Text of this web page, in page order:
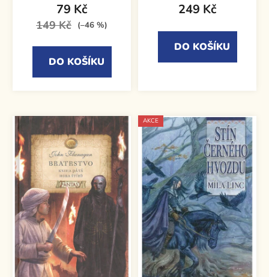
79 Kč
149 Kč (–46 %)
DO KOŠÍKU
249 Kč
DO KOŠÍKU
AKCE